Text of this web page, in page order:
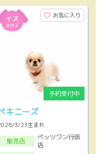
お気に入り
キニーズ
3/23生まれ
販売店
ペッツワン行田
店